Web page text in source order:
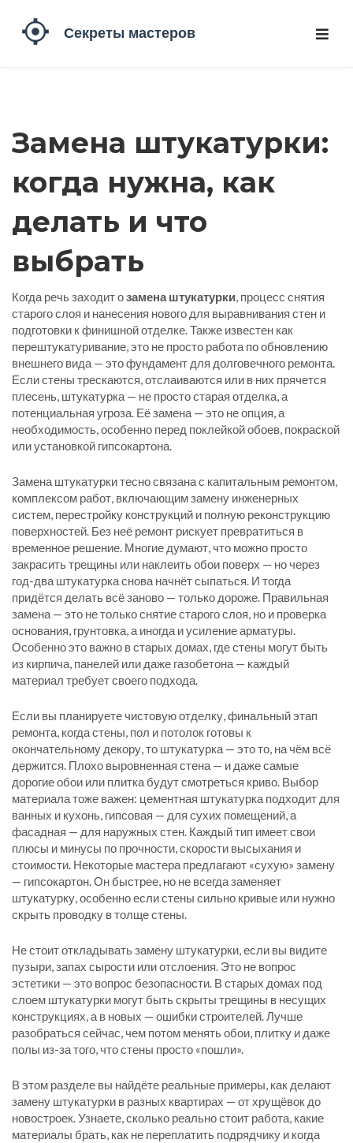
Замена штукатурки:
когда нужна, как
делать и что
выбрать
Когда речь заходит озамена штукатурки, процесс снятия
старого слоя и нанесения нового для выравнивания стен и
подготовки к финишной отделке. Также известен как
перештукатуривание, это не просто работа по обновлению
внешнего вида — это фундамент для долговечного ремонта.
Если стены трескаются, отслаиваются или в них прячется
плесень, штукатурка — не просто старая отделка, а
потенциальная угроза. Её замена — это не опция, а
необходимость, особенно перед поклейкой обоев, покраской
или установкой гипсокартона.
Замена штукатурки тесно связана с капитальным ремонтом,
комплексом работ, включающим замену инженерных
систем, перестройку конструкций и полную реконструкцию
поверхностей. Без неё ремонт рискует превратиться в
временное решение. Многие думают, что можно просто
закрасить трещины или наклеить обои поверх — но через
год-два штукатурка снова начнёт сыпаться. И тогда
придётся делать всё заново — только дороже. Правильная
замена — это не только снятие старого слоя, но и проверка
основания, грунтовка, а иногда и усиление арматуры.
Особенно это важно в старых домах, где стены могут быть
из кирпича, панелей или даже газобетона — каждый
материал требует своего подхода.
Если вы планируете чистовую отделку,финальный этап
ремонта, когда стены, пол и потолок готовы к
окончательному декору, то штукатурка — это то, на чём всё
держится. Плохо выровненная стена — и даже самые
дорогие обои или плитка будут смотреться криво. Выбор
материала тоже важен: цементная штукатурка подходит для
ванных и кухонь, гипсовая — для сухих помещений, а
фасадная — для наружных стен. Каждый тип имеет свои
плюсы и минусы по прочности, скорости высыхания и
стоимости. Некоторые мастера предлагают «сухую» замену
— гипсокартон. Он быстрее, но не всегда заменяет
штукатурку, особенно если стены сильно кривые или нужно
скрыть проводку в толще стены.
Не стоит откладывать замену штукатурки, если вы видите
пузыри, запах сырости или отслоения. Это не вопрос
эстетики — это вопрос безопасности. В старых домах под
слоем штукатурки могут быть скрыты трещины в несущих
конструкциях, а в новых — ошибки строителей. Лучше
разобраться сейчас, чем потом менять обои, плитку и даже
полы из-за того, что стены просто «пошли».
В этом разделе вы найдёте реальные примеры, как делают
замену штукатурки в разных квартирах — от хрущёвок до
новостроек. Узнаете, сколько реально стоит работа, какие
материалы брать, как не переплатить подрядчику и когда